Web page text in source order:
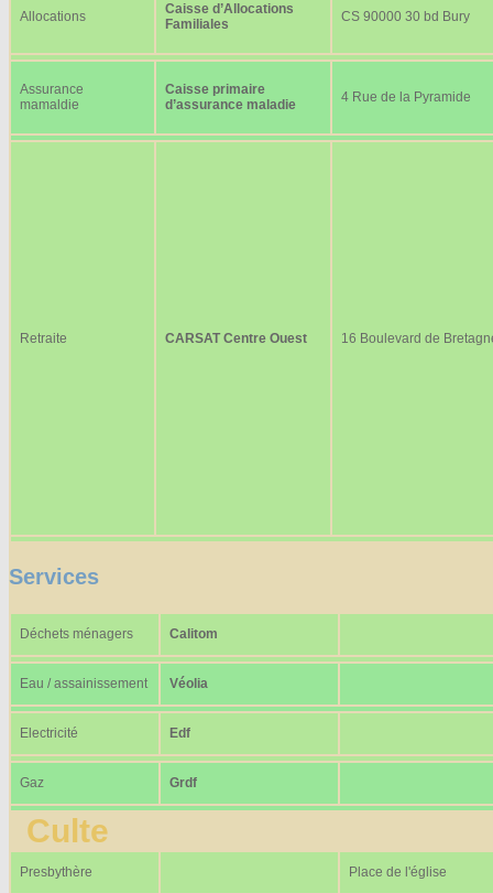
Allocations
Caisse d’Allocations
Familiales
CS 90000 30 bd Bury
Assurance
mamaldie
Caisse primaire
d’assurance maladie
4 Rue de la Pyramide
Retraite CARSAT Centre Ouest 16 Boulevard de
Services
Déchets ménagers Calitom
Eau / assainissement Véolia
Electricité Edf
Gaz Grdf
Culte
Presbythère Place de l'église